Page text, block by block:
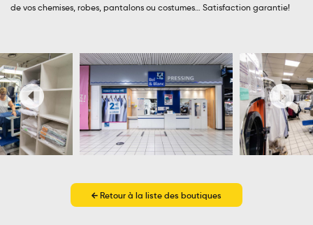
de vos chemises, robes, pantalons ou costumes… Satisfaction garantie!
Retour à la liste des boutiques